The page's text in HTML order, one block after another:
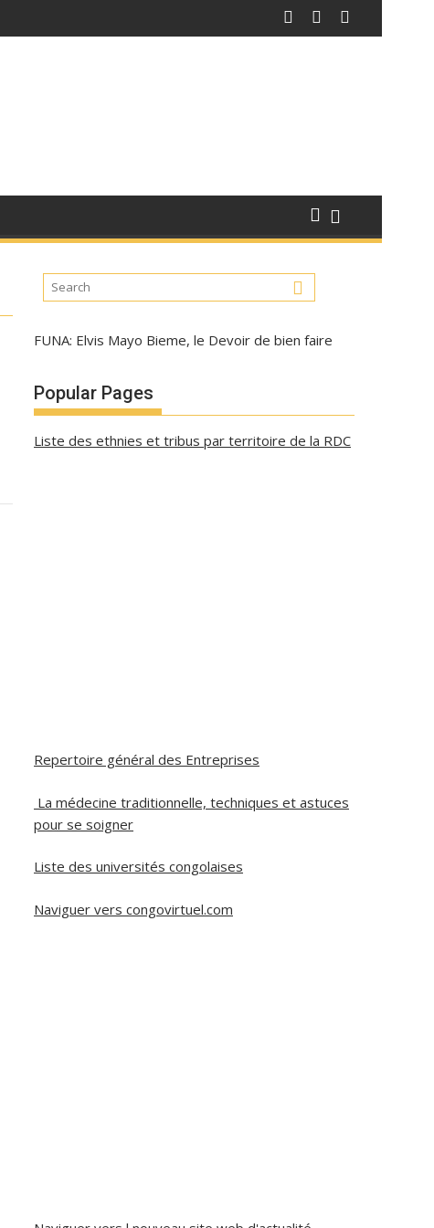
FUNA: Elvis Mayo Bieme, le Devoir de bien faire
Popular Pages
Liste des ethnies et tribus par territoire de la RDC
Repertoire général des Entreprises
La médecine traditionnelle, techniques et astuces
pour se soigner
Liste des universités congolaises
Naviguer vers congovirtuel.com